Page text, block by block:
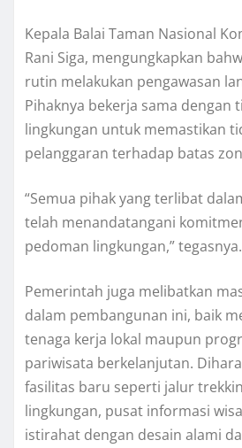
Kepala Balai Taman Nasional
Rani Siga, mengungkapkan
rutin melakukan pengawasan
Pihaknya bekerja sama dengan
lingkungan untuk memastikan
pelanggaran terhadap batas
“Semua pihak yang terlibat
telah menandatangani
pedoman lingkungan,” tegasnya.
Pemerintah juga melibatkan
dalam pembangunan ini, baik
tenaga kerja lokal maupun
pariwisata berkelanjutan.
fasilitas baru seperti jalur
lingkungan, pusat informasi
istirahat dengan desain alami